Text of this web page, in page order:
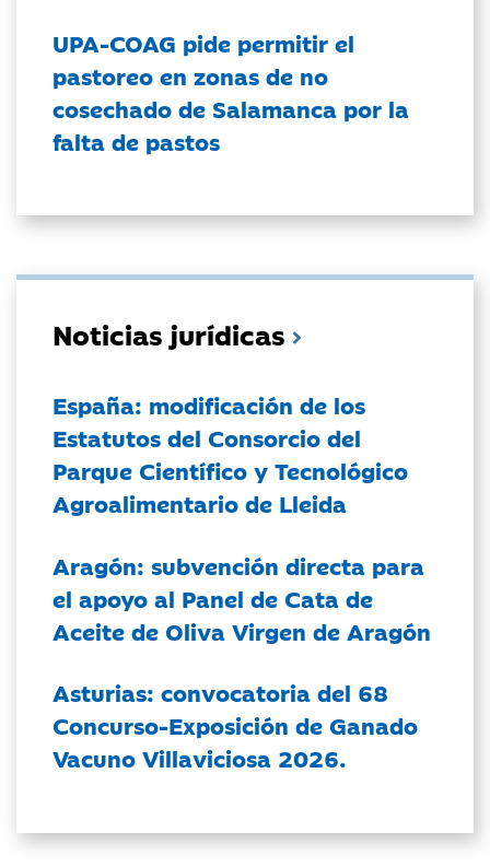
UPA-COAG pide permitir el
pastoreo en zonas de no
cosechado de Salamanca por la
falta de pastos
Noticias jurídicas
España: modificación de los
Estatutos del Consorcio del
Parque Científico y Tecnológico
Agroalimentario de Lleida
Aragón: subvención directa para
el apoyo al Panel de Cata de
Aceite de Oliva Virgen de Aragón
Asturias: convocatoria del 68
Concurso-Exposición de Ganado
Vacuno Villaviciosa 2026.